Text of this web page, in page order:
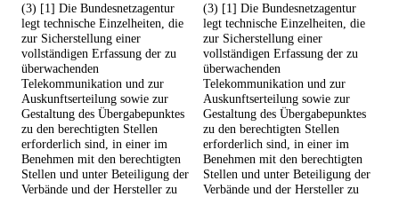
(3) [1] Die Bundesnetzagentur
legt technische Einzelheiten, die
zur Sicherstellung einer
vollständigen Erfassung der zu
überwachenden
Telekommunikation und zur
Auskunftserteilung sowie zur
Gestaltung des Übergabepunktes
zu den berechtigten Stellen
erforderlich sind, in einer im
Benehmen mit den berechtigten
Stellen und unter Beteiligung der
Verbände und der Hersteller zu
(3) [1] Die Bundesnetzagentur
legt technische Einzelheiten, die
zur Sicherstellung einer
vollständigen Erfassung der zu
überwachenden
Telekommunikation und zur
Auskunftserteilung sowie zur
Gestaltung des Übergabepunktes
zu den berechtigten Stellen
erforderlich sind, in einer im
Benehmen mit den berechtigten
Stellen und unter Beteiligung der
Verbände und der Hersteller zu